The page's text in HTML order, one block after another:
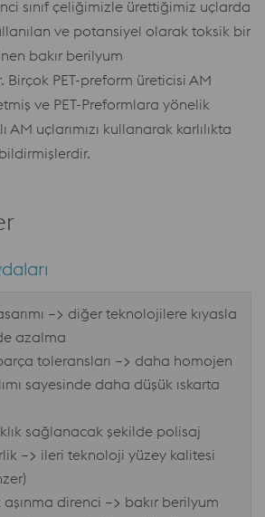
sınıf çeliğimizle ürettiğimiz uçlarda
ve potansiyel olarak toksik bir
bakır berilyum
Birçok PET-preform üreticisi AM
ve PET-Preformlara yönelik
AM uçlarımızı kullanarak karlılıkta
bildirmişlerdir.
–> diğer teknolojilere kıyasla
azalma
toleransları –> daha homojen
sayesinde daha düşük ıskarta
sağlanacak şekilde polisaj
–> ileri teknoloji yüzey kalitesi
direnci –> bakır berilyum